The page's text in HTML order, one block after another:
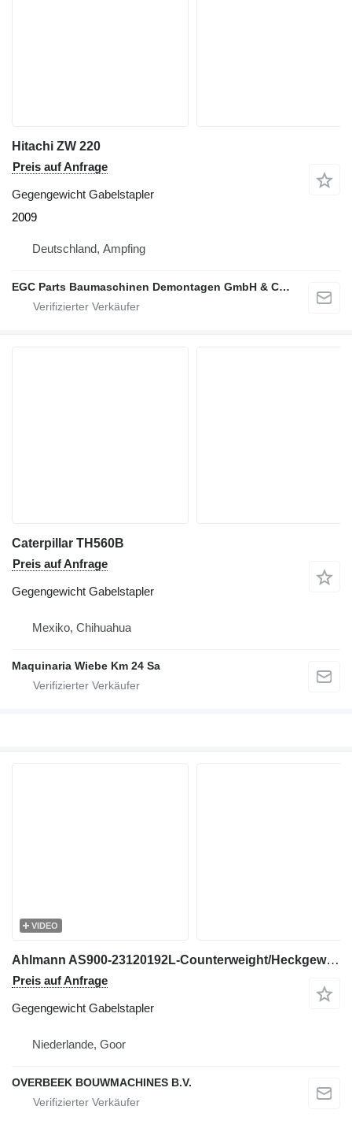
Hitachi ZW 220
Preis auf Anfrage
Gegengewicht Gabelstapler
2009
Deutschland, Ampfing
EGC Parts Baumaschinen Demontagen GmbH & Co. KG
Caterpillar TH560B
Preis auf Anfrage
Gegengewicht Gabelstapler
Mexiko, Chihuahua
Maquinaria Wiebe Km 24 Sa
VIDEO
Ahlmann AS900-23120192L-Counterweight/Heckgewicht
Preis auf Anfrage
Gegengewicht Gabelstapler
Niederlande, Goor
OVERBEEK BOUWMACHINES B.V.